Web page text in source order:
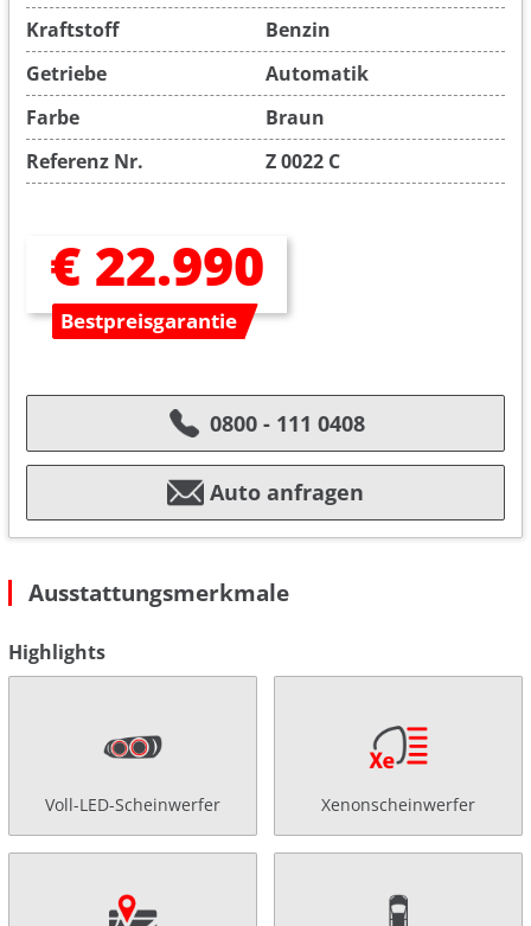
Kraftstoff
Benzin
Getriebe
Automatik
Farbe
Braun
Referenz Nr.
Z 0022 C
€ 22.990
Bestpreisgarantie
0800 - 111 0408
Auto anfragen
Ausstattungsmerkmale
Highlights
Voll-LED-Scheinwerfer Xenonscheinwerfer